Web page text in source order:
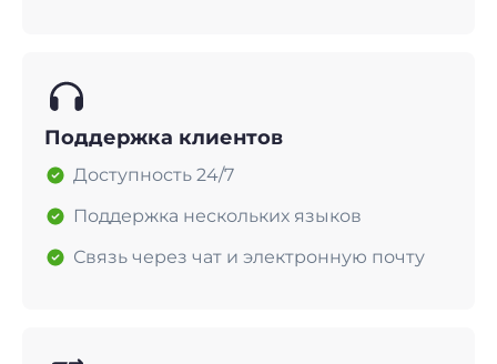
Поддержка клиентов
Доступность 24/7
Поддержка нескольких языков
Связь через чат и электронную почту